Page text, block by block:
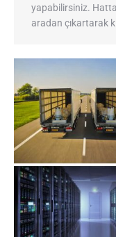
yapabilirsiniz. Hatta
aradan çıkartarak